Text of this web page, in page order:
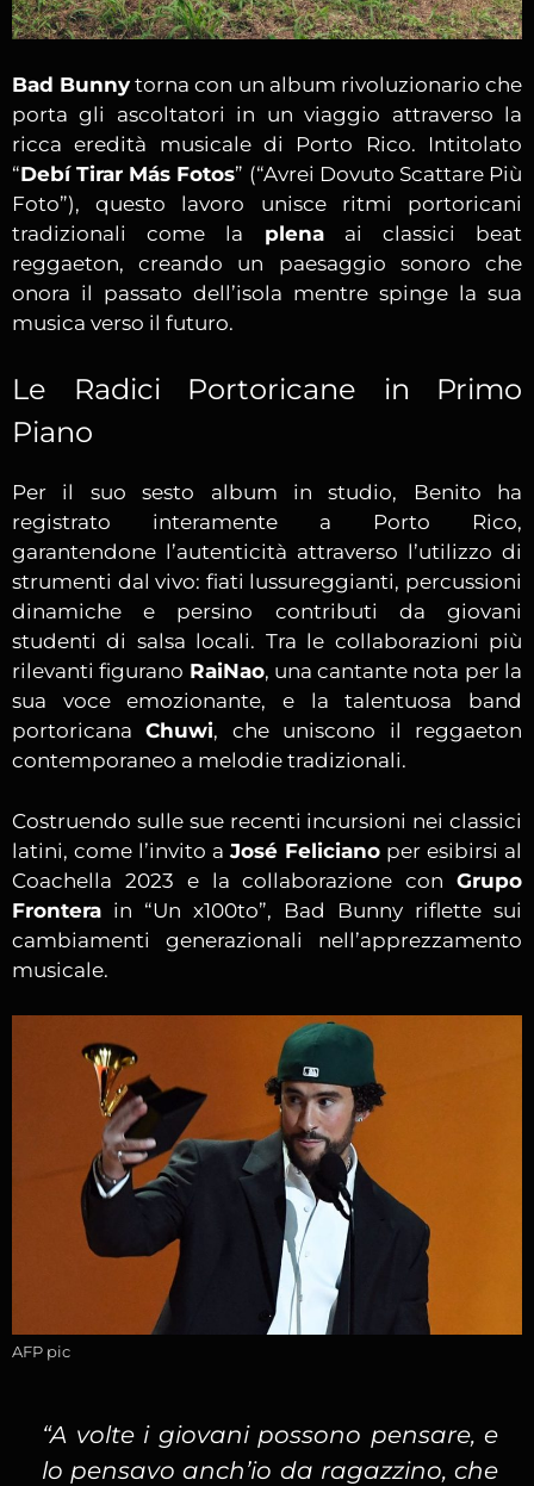
Bad Bunny torna con un album rivoluzionario che
porta gli ascoltatori in un viaggio attraverso la
ricca eredità musicale di Porto Rico. Intitolato
“Debí Tirar Más Fotos” (“Avrei Dovuto Scattare Più
Foto”), questo lavoro unisce ritmi portoricani
tradizionali come la plenaai classici beat
reggaeton, creando un paesaggio sonoro che
onora il passato dell’isola mentre spinge la sua
musica verso il futuro.
Le Radici Portoricane in Primo
Piano
Per il suo sesto album in studio, Benito ha
registrato interamente a Porto Rico,
garantendone l’autenticità attraverso l’utilizzo di
strumenti dal vivo: fiati lussureggianti, percussioni
dinamiche e persino contributi da giovani
studenti di salsa locali. Tra le collaborazioni più
rilevanti figurano RaiNao, una cantante nota per la
sua voce emozionante, e la talentuosa band
portoricanaChuwi, che uniscono il reggaeton
contemporaneo a melodie tradizionali.
Costruendo sulle sue recenti incursioni nei classici
latini, come l’invito a José Feliciano per esibirsi al
Coachella 2023 e la collaborazione con Grupo
Frontera in “Un x100to”, Bad Bunny riflette sui
cambiamenti generazionali nell’apprezzamento
musicale.
AFP pic
“A volte i giovani possono pensare, e
lo pensavo anch’io da ragazzino, che